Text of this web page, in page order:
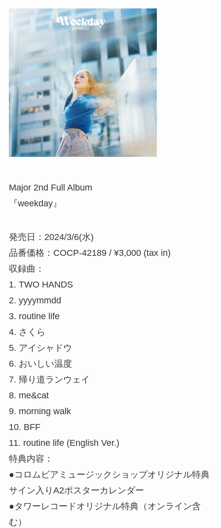
Major 2nd Full Album
『weekday』
発売日：2024/3/6(水)
品番価格：COCP-42189 / ¥3,000 (tax in)
収録曲：
1. TWO HANDS
2. yyyymmdd
3. routine life
4. さくら
5. アイシャドウ
6. おいしい温度
7. 帰り道ランウェイ
8. me&cat
9. morning walk
10. BFF
11. routine life (English Ver.)
特典内容：
●コロムビアミュージックショップオリジナル特典
サイン入りA2ポスターカレンダー
●タワーレコードオリジナル特典（オンライン含
む）